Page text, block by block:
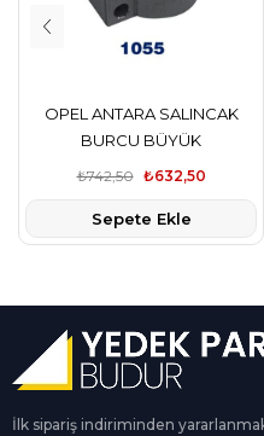
OPEL ANTARA SALINCAK
BURCU BÜYÜK
₺632,50
₺742,50
Sepete Ekle
İlk sipariş indiriminden